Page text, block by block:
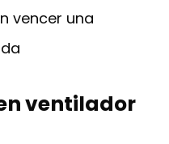
vencer una
ventilador